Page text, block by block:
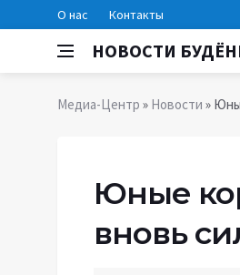
О нас Контакты
НОВОСТИ
Медиа-Центр » Новости »
Юные
вновь